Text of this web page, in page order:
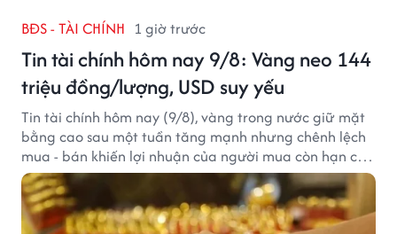
BĐS - TÀI CHÍNH 1 giờ trước
Tin tài chính hôm nay 9/8: Vàng neo 144
triệu đồng/lượng, USD suy yếu
Tin tài chính hôm nay (9/8), vàng trong nước giữ mặt
bằng cao sau một tuần tăng mạnh nhưng chênh lệch
mua - bán khiến lợi nhuận của người mua còn hạn chế,
trong khi USD chịu sức ép sau dữ liệu việc làm Mỹ gây
thất vọng.